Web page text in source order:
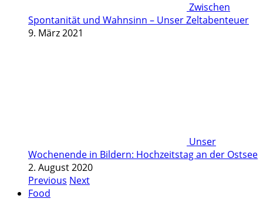
Zwischen
Spontanität und Wahnsinn – Unser Zeltabenteuer
9. März 2021
Unser
Wochenende in Bildern: Hochzeitstag an der Ostsee
2. August 2020
Previous Next
Food